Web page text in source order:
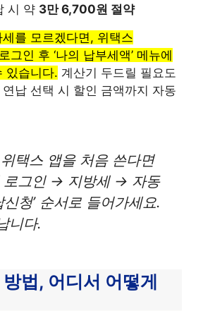
시 약 3만 6,700원 절약
를 모르겠다면, 위택스
인 후 ‘나의 납부세액’ 메뉴에
있습니다. 계산기 두드릴 필요도
납 선택 시 할인 금액까지 자동
택스 앱을 처음 쓴다면
로그인 → 지방세 → 자동
청’ 순서로 들어가세요.
니다.
법, 어디서 어떻게